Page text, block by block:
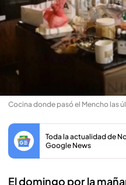
Cocina donde pasó el Mencho las
Toda la actualidad de
Google News
El domingo por la